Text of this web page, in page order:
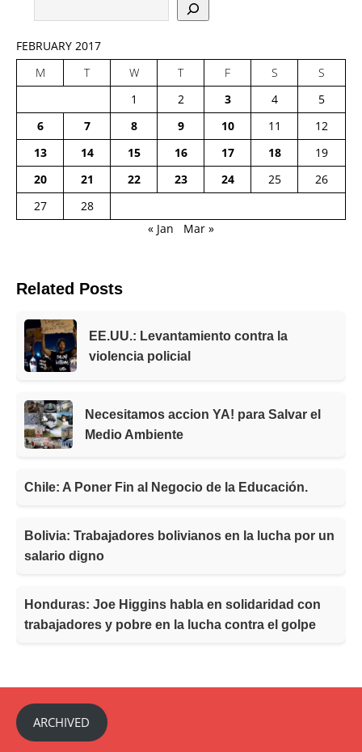
FEBRUARY 2017
M
T W T F S
S
1
2 3 4
5
6
7 8 9 10 11
12
13
14 15 16 17 18
19
20
21 22 23 24 25
26
27
28
« Jan
Mar »
Related Posts
EE.UU.: Levantamiento contra la
violencia policial
Necesitamos accion YA! para Salvar el
Medio Ambiente
Chile: A Poner Fin al Negocio de la Educación.
Bolivia: Trabajadores bolivianos en la lucha por un
salario digno
Honduras: Joe Higgins habla en solidaridad con
trabajadores y pobre en la lucha contra el golpe
ARCHIVED